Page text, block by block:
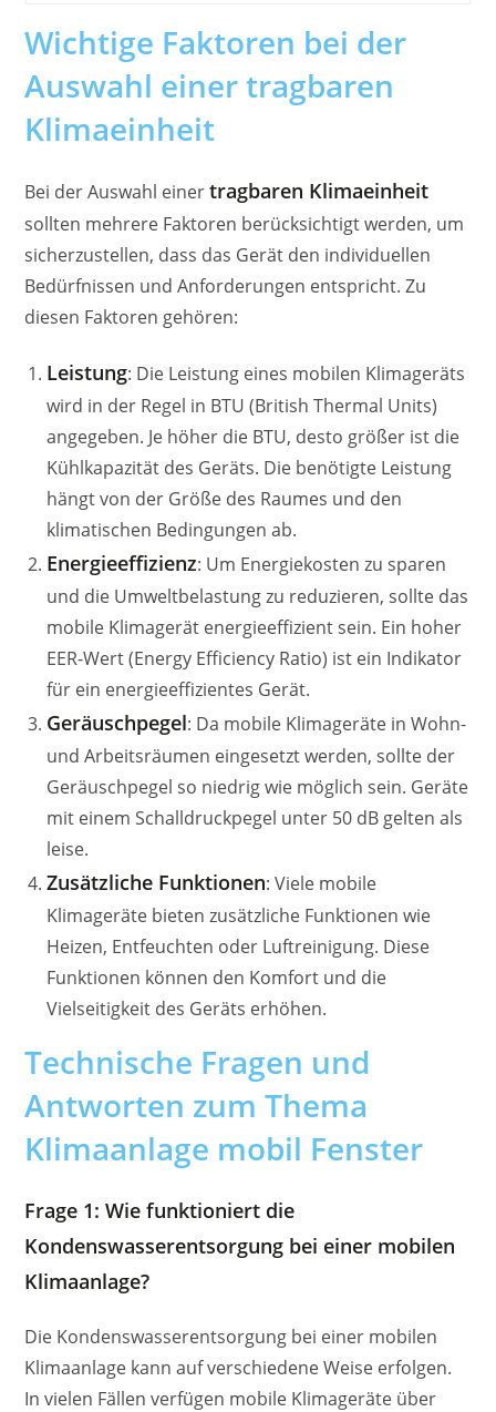
Wichtige Faktoren bei der
Auswahl einer tragbaren
Klimaeinheit
Bei der Auswahl einertragbaren Klimaeinheit
sollten mehrere Faktoren berücksichtigt werden, um
sicherzustellen, dass das Gerät den individuellen
Bedürfnissen und Anforderungen entspricht. Zu
diesen Faktoren gehören:
Leistung: Die Leistung eines mobilen Klimageräts
wird in der Regel in BTU (British Thermal Units)
angegeben. Je höher die BTU, desto größer ist die
Kühlkapazität des Geräts. Die benötigte Leistung
hängt von der Größe des Raumes und den
klimatischen Bedingungen ab.
Energieeffizienz: Um Energiekosten zu sparen
und die Umweltbelastung zu reduzieren, sollte das
mobile Klimagerät energieeffizient sein. Ein hoher
EER-Wert (Energy Efficiency Ratio) ist ein Indikator
für ein energieeffizientes Gerät.
Geräuschpegel: Da mobile Klimageräte in Wohn-
und Arbeitsräumen eingesetzt werden, sollte der
Geräuschpegel so niedrig wie möglich sein. Geräte
mit einem Schalldruckpegel unter 50 dB gelten als
leise.
Zusätzliche Funktionen: Viele mobile
Klimageräte bieten zusätzliche Funktionen wie
Heizen, Entfeuchten oder Luftreinigung. Diese
Funktionen können den Komfort und die
Vielseitigkeit des Geräts erhöhen.
Technische Fragen und
Antworten zum Thema
Klimaanlage mobil Fenster
Frage 1: Wie funktioniert die
Kondenswasserentsorgung bei einer mobilen
Klimaanlage?
Die Kondenswasserentsorgung bei einer mobilen
Klimaanlage kann auf verschiedene Weise erfolgen.
In vielen Fällen verfügen mobile Klimageräte über